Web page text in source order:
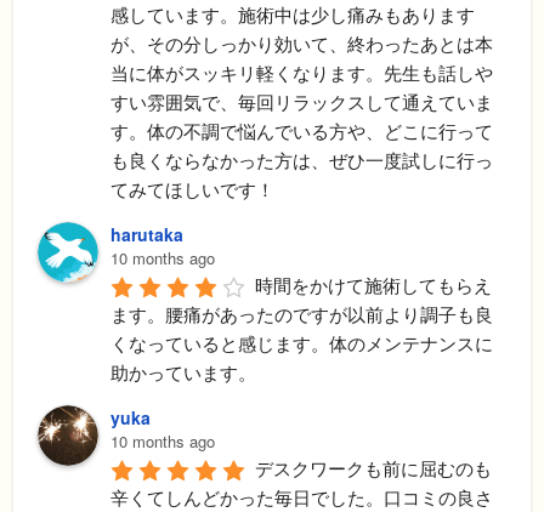
感しています。施術中は少し痛みもあります
が、その分しっかり効いて、終わったあとは本
当に体がスッキリ軽くなります。先生も話しや
すい雰囲気で、毎回リラックスして通えていま
す。体の不調で悩んでいる方や、どこに行って
も良くならなかった方は、ぜひ一度試しに行っ
てみてほしいです！
harutaka
10 months ago
時間をかけて施術してもらえ
ます。腰痛があったのですが以前より調子も良
くなっていると感じます。体のメンテナンスに
助かっています。
yuka
10 months ago
デスクワークも前に屈むのも
辛くてしんどかった毎日でした。口コミの良さ